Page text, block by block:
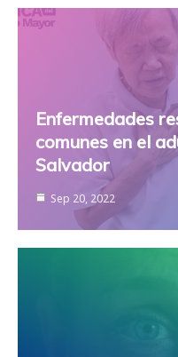
Enfermedades
comunes en el
Salvador
Sep 20, 2022